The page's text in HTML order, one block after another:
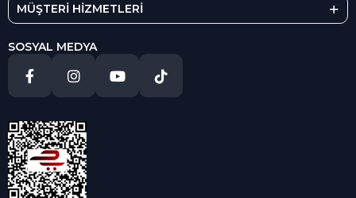
MÜŞTERİ HİZMETLERİ
SOSYAL MEDYA